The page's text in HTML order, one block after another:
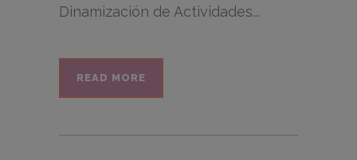
Dinamización de Actividades...
READ MORE